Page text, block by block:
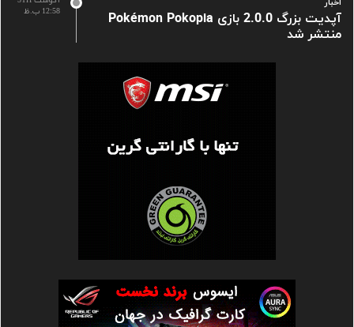
12:58 ب.ظ
اخبار
آپدیت بزرگ 2.0.0 بازی Pokémon Pokopia
منتشر شد